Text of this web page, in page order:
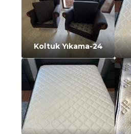
Koltuk Yıkama-24